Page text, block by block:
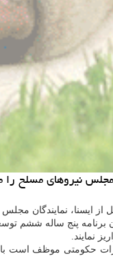
نیروهای مسلح
نمایندگان مجلس در جلسه علنی نوبت
ج، در امتداد اجرای ماده
الحاقی ۱، سازمان